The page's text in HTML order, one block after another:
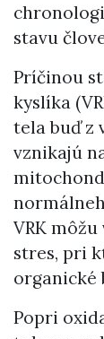
stavu
Príčinou
kyslíka
tela buď z
vznikajú
VRK
stres, pri
organické
Popri